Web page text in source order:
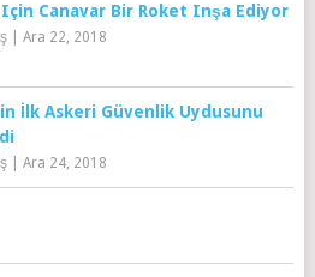
Için Canavar Bir Roket Inşa Ediyor
| Ara 22, 2018
İlk Askeri Güvenlik Uydusunu
| Ara 24, 2018